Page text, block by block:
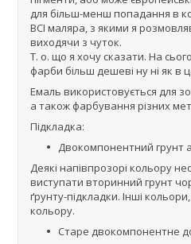
для більш-менш попадання в
ВСІ маляра, з якими я
виходячи з чуток.
Т. о. що я хочу сказати. На
фарби більш дешеві ну ні як в
Емаль використовується для
а також фарбування різних
Підкладка:
Двокомпонентний грунт
Деякі напівпрозорі кольору
виступати вторинний грунт
ґрунту-підкладки. Інші
кольору.
Старе двокомпонентне